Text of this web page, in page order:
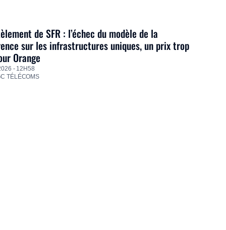
de SFR : l’échec du modèle de la
sur les infrastructures uniques, un prix trop
Orange
- 12H58
TÉLÉCOMS